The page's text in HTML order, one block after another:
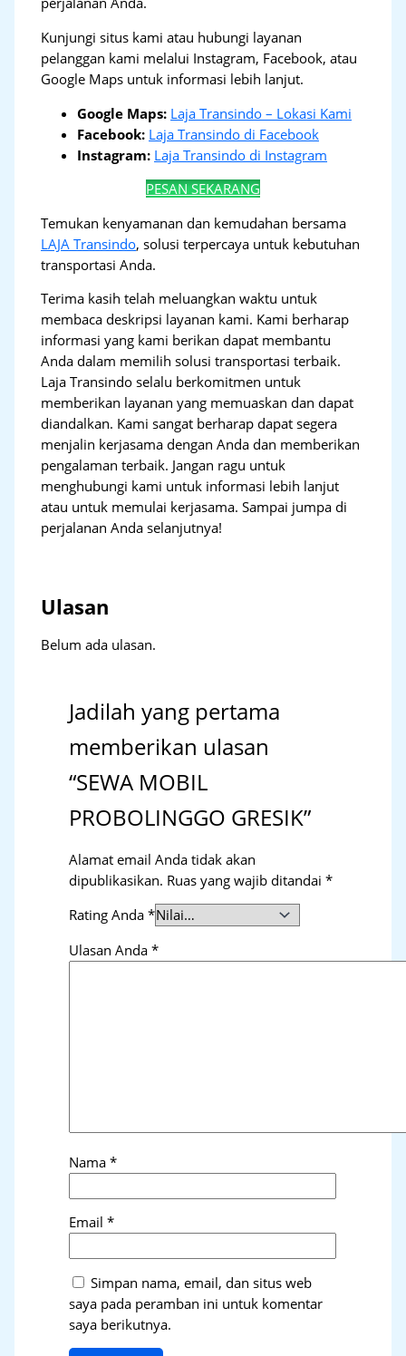
Kunjungi situs kami atau hubungi layanan
pelanggan kami melalui Instagram, Facebook, atau
Google Maps untuk informasi lebih lanjut.
Google Maps: Laja Transindo – Lokasi Kami
Facebook: Laja Transindo di Facebook
Instagram: Laja Transindo di Instagram
PESAN SEKARANG
Temukan kenyamanan dan kemudahan bersama
LAJA Transindo, solusi terpercaya untuk kebutuhan
transportasi Anda.
Terima kasih telah meluangkan waktu untuk
membaca deskripsi layanan kami. Kami berharap
informasi yang kami berikan dapat membantu
Anda dalam memilih solusi transportasi terbaik.
Laja Transindo selalu berkomitmen untuk
memberikan layanan yang memuaskan dan dapat
diandalkan. Kami sangat berharap dapat segera
menjalin kerjasama dengan Anda dan memberikan
pengalaman terbaik. Jangan ragu untuk
menghubungi kami untuk informasi lebih lanjut
atau untuk memulai kerjasama. Sampai jumpa di
perjalanan Anda selanjutnya!
Ulasan
Belum ada ulasan.
Jadilah yang pertama
memberikan ulasan
“SEWA MOBIL
PROBOLINGGO GRESIK”
Alamat email Anda tidak akan
dipublikasikan. Ruas yang wajib ditandai*
Rating Anda*
Ulasan Anda*
Nama*
Email*
Simpan nama, email, dan situs web
saya pada peramban ini untuk komentar
saya berikutnya.